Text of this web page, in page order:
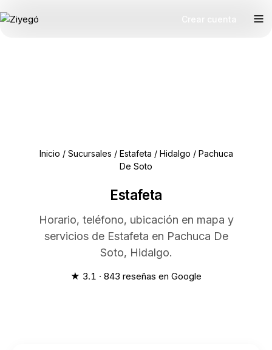
Inicio / Sucursales / Estafeta / Hidalgo / Pachuca
De Soto
Estafeta
Horario, teléfono, ubicación en mapa y
servicios de Estafeta en Pachuca De
Soto, Hidalgo.
★ 3.1 · 843 reseñas en Google